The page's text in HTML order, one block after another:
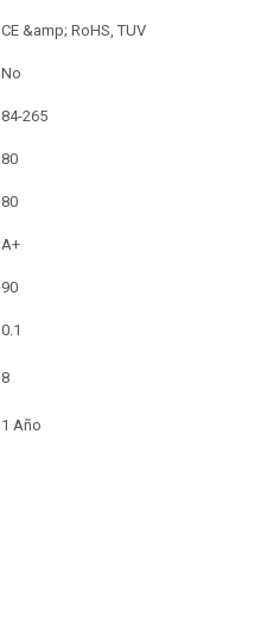
CE &amp; RoHS, TUV
No
84-265
80
80
A+
90
0.1
8
1 Año